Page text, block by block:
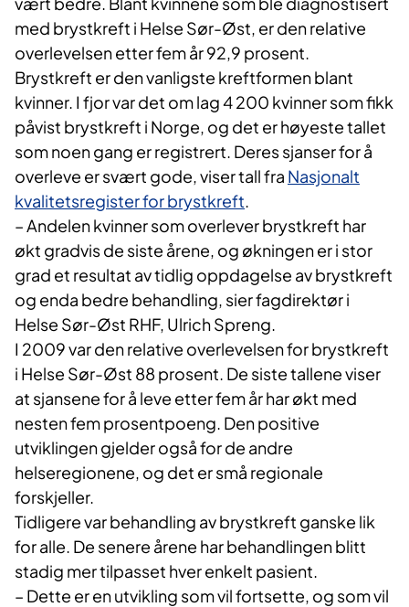
med brystkreft i Helse Sør-Øst, er den relative
overlevelsen etter fem år 92,9 prosent.
Brystkreft er den vanligste kreftformen blant
kvinner. I fjor var det om lag 4 200 kvinner som fikk
påvist brystkreft i Norge, og det er høyeste tallet
som noen gang er registrert. Deres sjanser for å
overleve er svært gode, viser tall fra Nasjonalt
kvalitetsregister for brystkreft.
– Andelen kvinner som overlever brystkreft har
økt gradvis de siste årene, og økningen er i stor
grad et resultat av tidlig oppdagelse av brystkreft
og enda bedre behandling, sier fagdirektør i
Helse Sør-Øst RHF, Ulrich Spreng.
I 2009 var den relative overlevelsen for brystkreft
i Helse Sør-Øst 88 prosent. De siste tallene viser
at sjansene for å leve etter fem år har økt med
nesten fem prosentpoeng. Den positive
utviklingen gjelder også for de andre
helseregionene, og det er små regionale
forskjeller.
Tidligere var behandling av brystkreft ganske lik
for alle. De senere årene har behandlingen blitt
stadig mer tilpasset hver enkelt pasient.
– Dette er en utvikling som vil fortsette, og som vil